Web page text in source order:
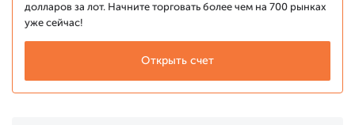
долларов за лот. Начните торговать более чем на 700 рынках
уже сейчас!
Открыть счет